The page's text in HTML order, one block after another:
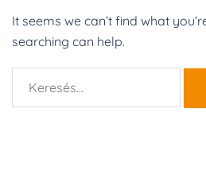
It seems we can’t find what
searching can help.